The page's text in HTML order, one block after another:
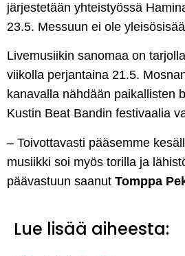
järjestetään yhteistyössä
23.5. Messuun ei ole
Livemusiikin sanomaa on
viikolla perjantaina 21.5.
kanavalla nähdään paikallisten
Kustin Beat Bandin festivaalia
– Toivottavasti pääsemme
musiikki soi myös torilla ja
päävastuun saanut Tomppa
Lue lisää aiheesta: